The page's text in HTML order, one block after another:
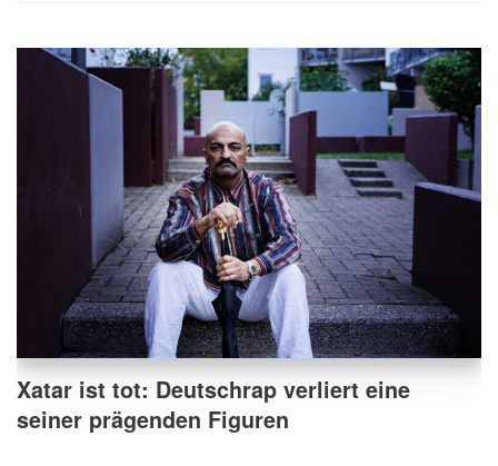
Xatar ist tot: Deutschrap verliert eine
seiner prägenden Figuren